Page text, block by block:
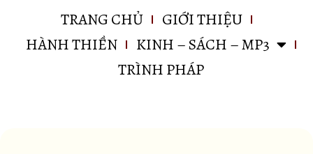
TRANG CHỦ
GIỚI THIỆU
HÀNH THIỀN
KINH – SÁCH – MP3
TRÌNH PHÁP